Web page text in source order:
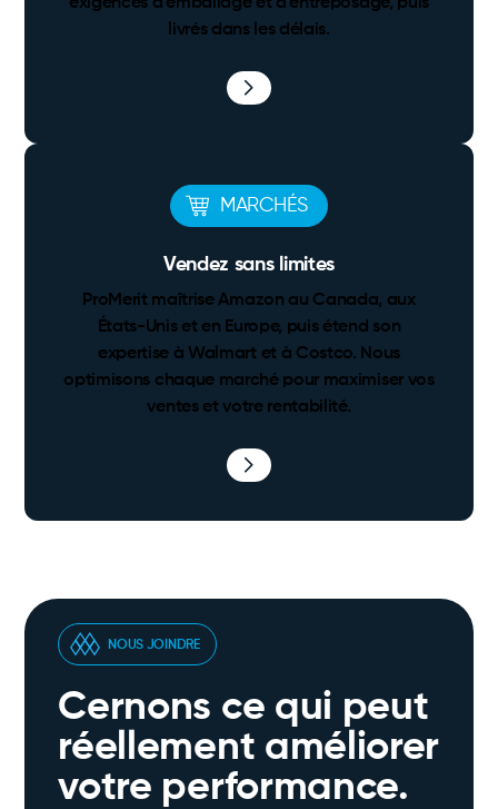
livrés dans les délais.
MARCHÉS
Vendez sans limites
ProMerit maîtrise Amazon au Canada, aux
États-Unis et en Europe, puis étend son
expertise à Walmart et à Costco. Nous
optimisons chaque marché pour maximiser vos
ventes et votre rentabilité.
NOUS JOINDRE
Cernons ce qui peut
réellement améliorer
votre performance.